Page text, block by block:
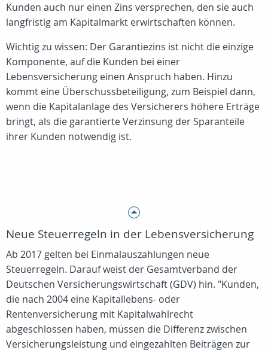
Kunden auch nur einen Zins versprechen, den sie auch
langfristig am Kapitalmarkt erwirtschaften können.
Wichtig zu wissen: Der Garantiezins ist nicht die einzige
Komponente, auf die Kunden bei einer
Lebensversicherung einen Anspruch haben. Hinzu
kommt eine Überschussbeteiligung, zum Beispiel dann,
wenn die Kapitalanlage des Versicherers höhere Erträge
bringt, als die garantierte Verzinsung der Sparanteile
ihrer Kunden notwendig ist.
Neue Steuerregeln in der Lebensversicherung
Ab 2017 gelten bei Einmalauszahlungen neue
Steuerregeln. Darauf weist der Gesamtverband der
Deutschen Versicherungswirtschaft (GDV) hin. "Kunden,
die nach 2004 eine Kapitallebens- oder
Rentenversicherung mit Kapitalwahlrecht
abgeschlossen haben, müssen die Differenz zwischen
Versicherungsleistung und eingezahlten Beiträgen zur